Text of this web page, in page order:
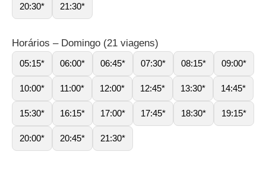
20:30* 21:30*
Horários – Domingo (21 viagens)
05:15* 06:00* 06:45* 07:30* 08:15* 09:00*
10:00* 11:00* 12:00* 12:45* 13:30* 14:45*
15:30* 16:15* 17:00* 17:45* 18:30* 19:15*
20:00* 20:45* 21:30*